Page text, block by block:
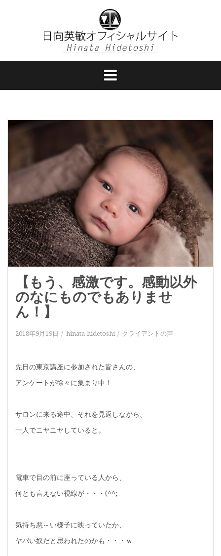
へ
ッ
【もう、感激です。感動以外
のなにものでもありませ
ん！】
2018年9月19日 hinata-hidetoshi クライアントの声
先日の東京講座に参加された皆さんの、
アンケートが徐々に集まり中！
サロンに来る途中、それを見返しながら、
一人でニヤニヤしていると。
電車で目の前に座っている人から、
何とも言えない視線が・・・(^^;
気持ち悪～い様子に映っていたか、
ヤバい奴だと思われたのかも・・・ｗ